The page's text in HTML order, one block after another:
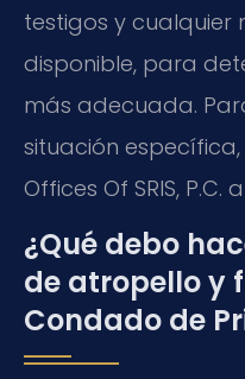
testigos y cualquier
disponible, para
más adecuada.
situación
Offices Of SRIS, P.C.
¿Qué debo
de atropello y
Condado de